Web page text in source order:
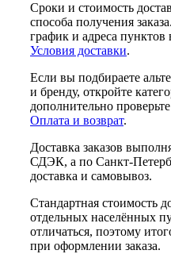
Сроки и стоимость
способа получения
график и адреса
Условия доставки.
Если вы подбираете
и бренду, откройте
дополнительно
Оплата и возврат.
Доставка заказов
СДЭК, а по Санкт-
доставка и самовывоз.
Стандартная стоимость
отдельных населённых
отличаться, поэтому
при оформлении заказа.